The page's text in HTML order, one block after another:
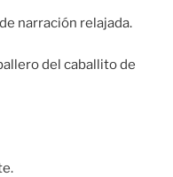
narración relajada.
del caballito de